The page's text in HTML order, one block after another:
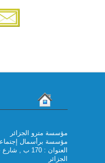
مؤسسة مترو الجزائر
مؤسسة برأسمال إجتماعي
العنوان :
الجزائر